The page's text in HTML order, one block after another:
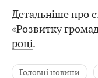
Детальніше про
«Розвитку
році.
Головні новини